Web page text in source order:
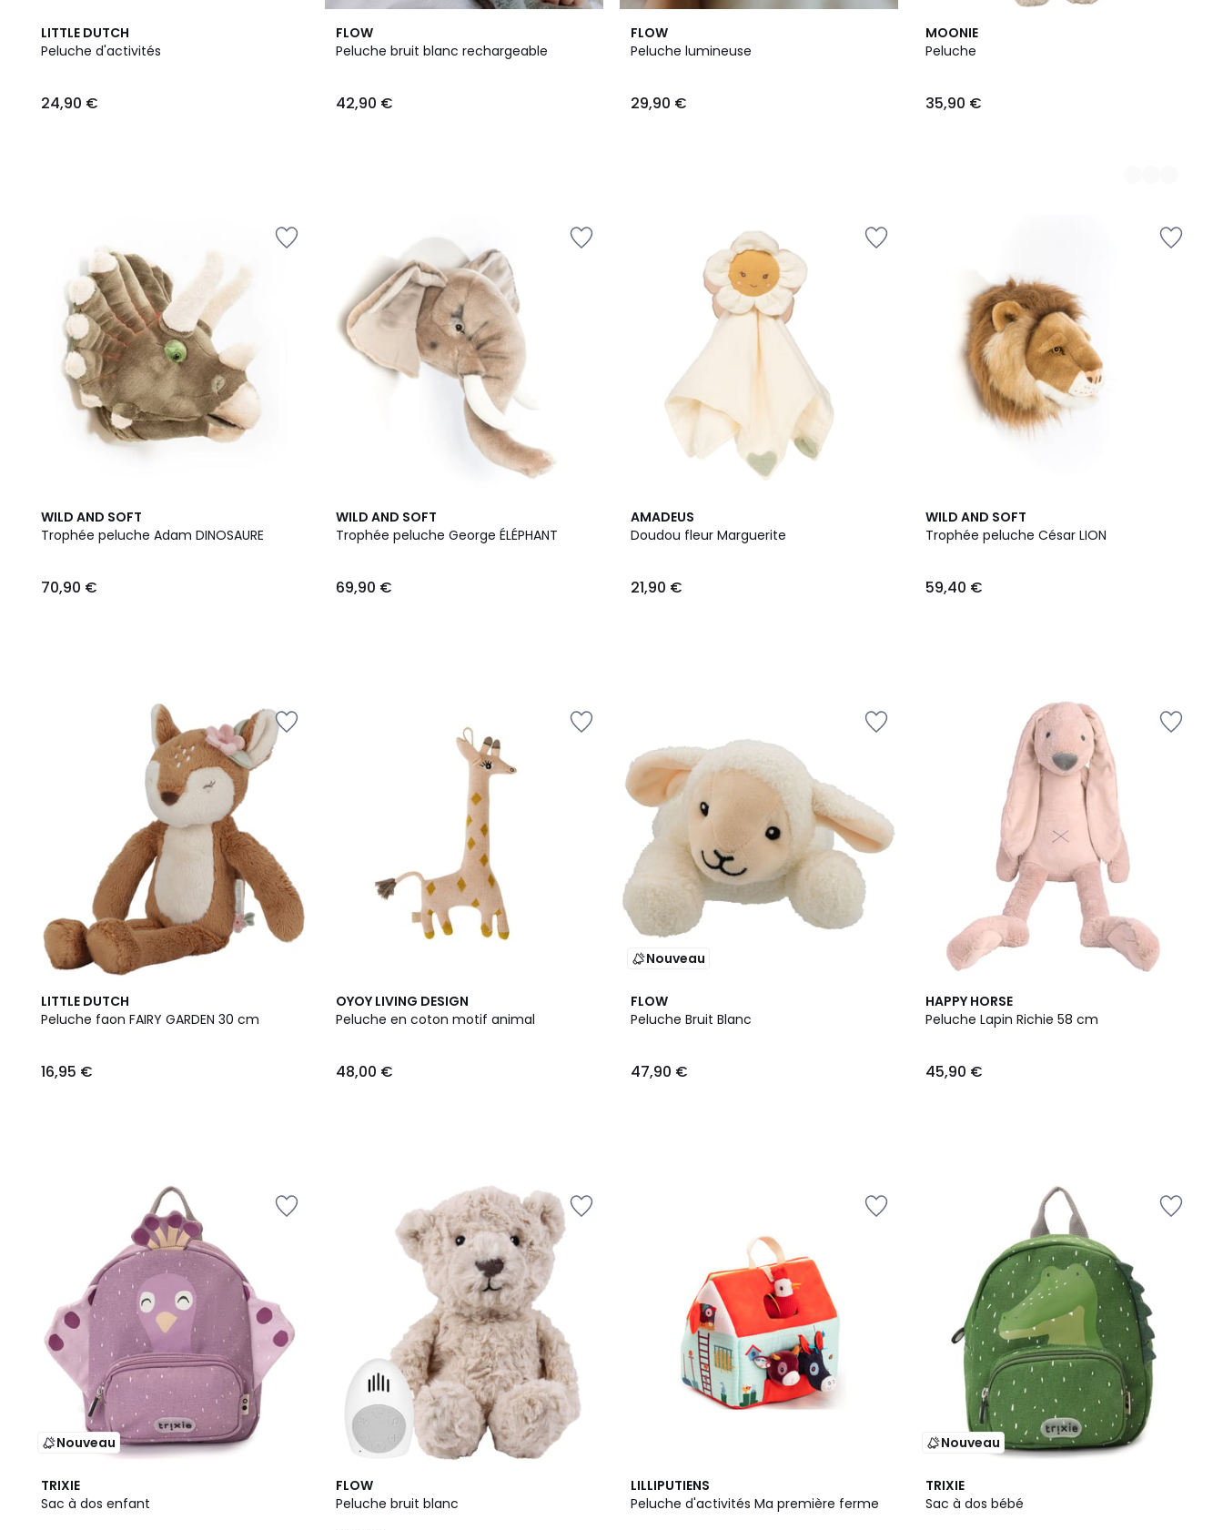
LITTLE DUTCH
Peluche d'activités
€.
24,90 €
FLOW
Peluche bruit blanc rechargeable
42,90 €
FLOW
Peluche lumineuse
29,90 €
MOONIE
Peluche
35,90 €
2
Couleurs
WILD AND SOFT
Trophée peluche Adam DINOSAURE
70,90 €
WILD AND SOFT
Trophée peluche George ÉLÉPHANT
69,90 €
AMADEUS
Doudou fleur Marguerite
21,90 €
WILD AND SOFT
Trophée peluche César LION
59,40 €
LITTLE DUTCH
Peluche faon FAIRY GARDEN 30 cm
16,95 €
OYOY LIVING DESIGN
Peluche en coton motif animal
48,00 €
Nouveau
FLOW
Peluche Bruit Blanc
47,90 €
HAPPY HORSE
Peluche Lapin Richie 58 cm
45,90 €
Nouveau
TRIXIE
Sac à dos enfant
FLOW
Peluche bruit blanc
3
/
6
Couleurs
LILLIPUTIENS
Peluche d'activités Ma première ferme
Nouveau
TRIXIE
Sac à dos bébé